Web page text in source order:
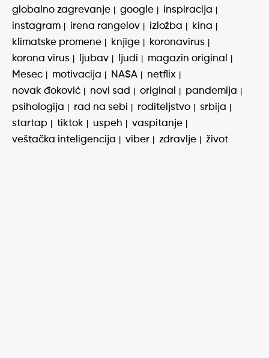
globalno zagrevanje
google
inspiracija
instagram
irena rangelov izložba
kina
klimatske promene
knjige
koronavirus
korona virus
ljubav ljudi
magazin original
Mesec
motivacija NASA
netflix
novak đoković
novi sad original
pandemija
psihologija
rad na sebi roditeljstvo
srbija
startap
tiktok uspeh
vaspitanje
veštačka inteligencija
viber zdravlje život